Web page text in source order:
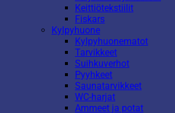
Keittiötekstiilit
Fiskars
Kylpyhuone
Kylpyhuonematot
Tarvikkeet
Suihkuverhot
Pyyhkeet
Saunatarvikkeet
WC-harjat
Ammeet ja potat